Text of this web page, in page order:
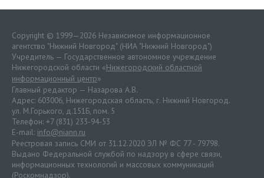
Copyright © 1999—2026 Независимое информационное
агентство "Нижний Новгород" (НИА "Нижний Новгород")
Учредитель — Государственное автономное учреждение
Нижегородской области «Нижегородский областной
информационный центр»
Главный редактор — Назарова А.В.
Адрес: 603006, Нижегородская область, г. Нижний Новгород.
ул. М.Горького, д.151Б, пом. 5
Телефон: +7 (831) 233-94-53
E-mail: info@niann.ru
Реестровая запись СМИ от 31.12.2020 ЭЛ № ФС 77 - 79798.
Выдано Федеральной службой по надзору в сфере связи,
информационных технологий и массовых коммуникаций
(Роскомнадзор).